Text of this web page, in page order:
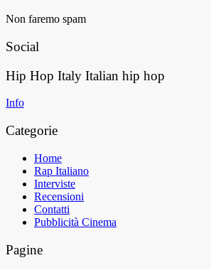
Non faremo spam
Social
Hip Hop Italy Italian hip hop
Info
Categorie
Home
Rap Italiano
Interviste
Recensioni
Contatti
Pubblicità Cinema
Pagine